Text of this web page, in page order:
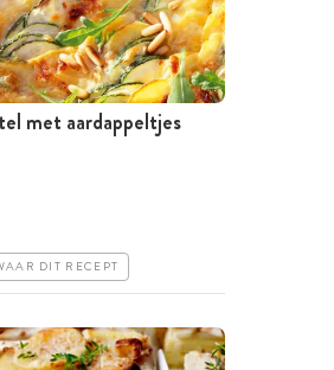
met aardappeltjes
DIT RECEPT